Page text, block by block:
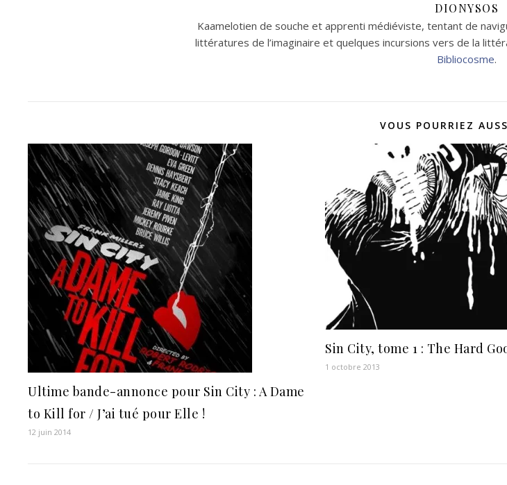
DIONYSOS
Kaamelotien de souche et apprenti médiéviste, tentant de
littératures de l’imaginaire et quelques incursions vers de la
Bibliocosme.
VOUS POURRIEZ
Ultime bande-annonce pour Sin City : A Dame
to Kill for / J’ai tué pour Elle !
12 juin 2014
Sin City, tome 1 : The Hard
1 octobre 2013